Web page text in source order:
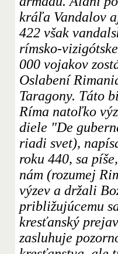
kráľa Vandalov
422 však
rímsko-
000 vojakov
Oslabení
Taragony. Táto
Ríma natoľko
diele "De
riadi svet),
roku 440, sa
nám (rozumej
výzev a držali
približujúcemu
kresťanský
zasluhuje